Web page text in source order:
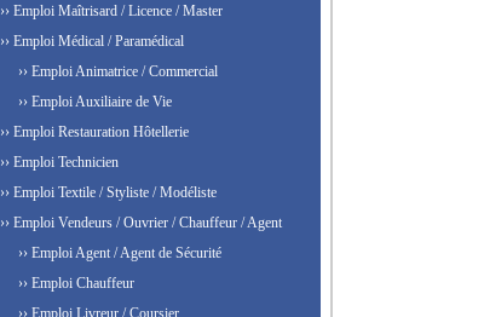
›› Emploi Maîtrisard / Licence / Master
›› Emploi Médical / Paramédical
›› Emploi Animatrice / Commercial
›› Emploi Auxiliaire de Vie
›› Emploi Restauration Hôtellerie
›› Emploi Technicien
›› Emploi Textile / Styliste / Modéliste
›› Emploi Vendeurs / Ouvrier / Chauffeur / Agent
›› Emploi Agent / Agent de Sécurité
›› Emploi Chauffeur
›› Emploi Livreur / Coursier